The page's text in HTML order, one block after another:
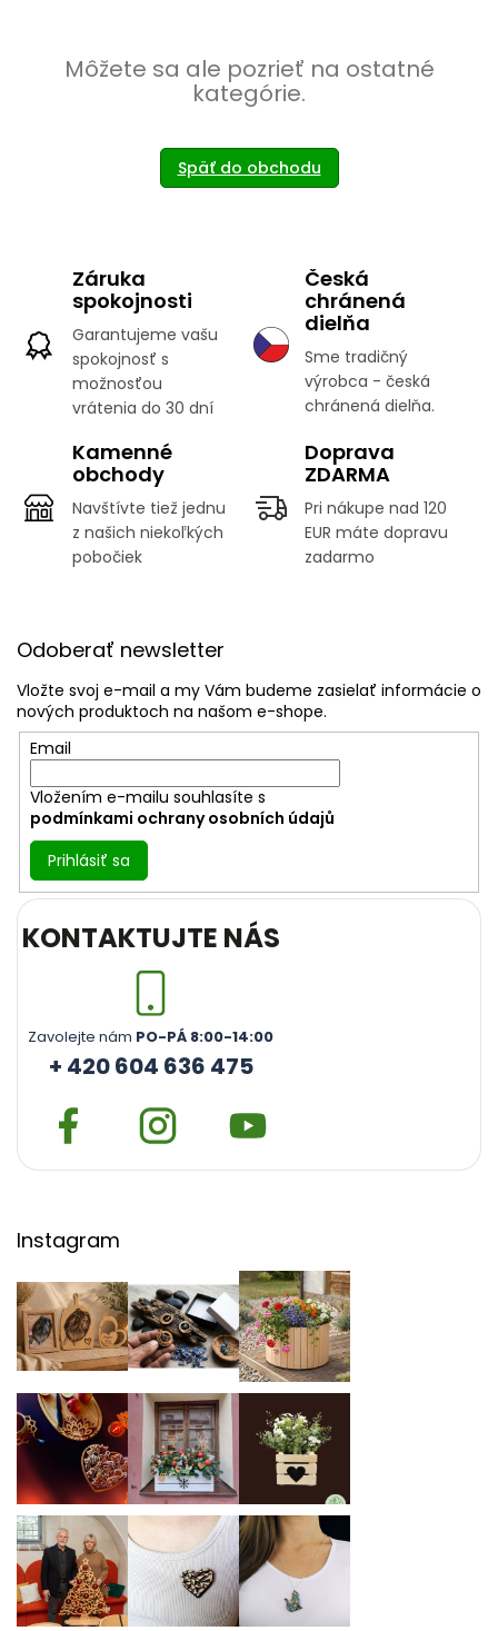
Môžete sa ale pozrieť na ostatné
kategórie.
Späť do obchodu
Záruka
spokojnosti
Garantujeme vašu
spokojnosť s
možnosťou
vrátenia do 30 dní
Česká
chránená
dielňa
Sme tradičný
výrobca - česká
chránená dielňa.
Kamenné
obchody
Navštívte tiež jednu
z našich niekoľkých
pobočiek
Doprava
ZDARMA
Pri nákupe nad 120
EUR máte dopravu
zadarmo
Odoberať newsletter
Vložte svoj e-mail a my Vám budeme zasielať informácie o
nových produktoch na našom e-shope.
Email
Vložením e-mailu souhlasíte s
podmínkami ochrany osobních údajů
Prihlásiť sa
KONTAKTUJTE NÁS
Zavolejte nám PO-PÁ 8:00-14:00
+ 420 604 636 475
Instagram